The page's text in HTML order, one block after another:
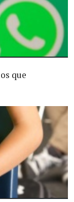
que